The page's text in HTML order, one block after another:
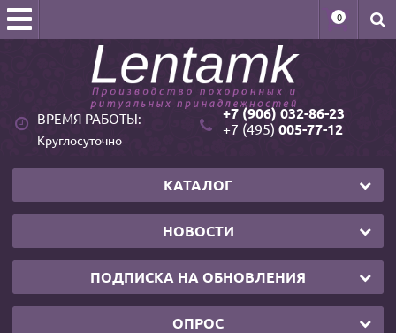
0
ВРЕМЯ РАБОТЫ:
Круглосуточно
+7 (906) 032-86-23
+7 (495) 005-77-12
КАТАЛОГ
НОВОСТИ
ПОДПИСКА НА ОБНОВЛЕНИЯ
ОПРОС